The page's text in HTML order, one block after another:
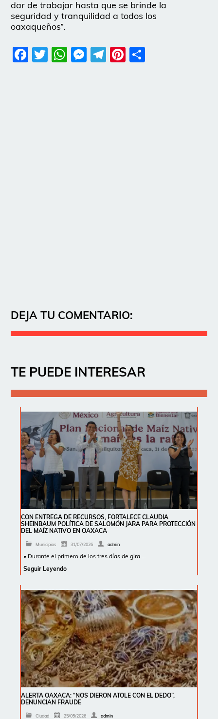
dar de trabajar hasta que se brinde la
seguridad y tranquilidad a todos los
oaxaqueños”.
Facebook
Twitter
WhatsApp
Messenger
Telegram
Pinterest
DEJA TU COMENTARIO:
TE PUEDE INTERESAR
CON ENTREGA DE RECURSOS, FORTALECE CLAUDIA
SHEINBAUM POLÍTICA DE SALOMÓN JARA PARA PROTECCIÓN
DEL MAÍZ NATIVO EN OAXACA
Municipios 31/07/2026 admin
• Durante el primero de los tres días de gira …
Seguir Leyendo
ALERTA OAXACA: “NOS DIERON ATOLE CON EL DEDO”,
DENUNCIAN FRAUDE
Ciudad 25/05/2026 admin